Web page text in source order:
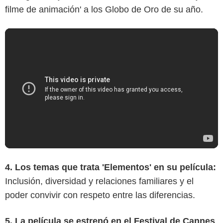
filme de animación' a los Globo de Oro de su año.
4. Los temas que trata 'Elementos' en su película:
Inclusión, diversidad y relaciones familiares y el
poder convivir con respeto entre las diferencias.